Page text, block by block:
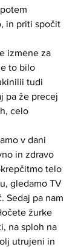
in priti spočit
izmene za
to bilo
tudi
pa že precej
celo
v dani
in zdravo
telo
gledamo TV
Sedaj pa nam
žurke
na sploh na
utrujeni in